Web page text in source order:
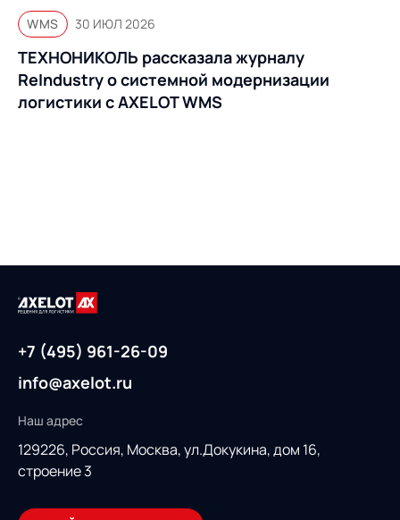
WMS 30 ИЮЛ 2026
ТЕХНОНИКОЛЬ рассказала журналу
ReIndustry о системной модернизации
логистики с AXELOT WMS
+7 (495) 961-26-09
info@axelot.ru
Наш адрес
129226, Россия, Москва, ул.Докукина, дом 16,
строение 3